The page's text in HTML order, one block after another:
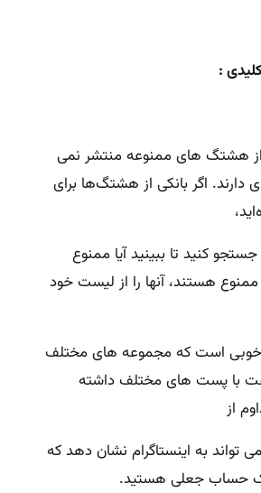
:
از هشتگ های ممنوعه منتشر نمی
دارند. اگر بانکی از هشتگ‌ها برای
کنید تا ببینید آیا ممنوع
هستند، آنها را از لیست خود
خوبی است که مجموعه های مختلف
با پست های مختلف داشته
از
می تواند به اینستاگرام نشان دهد که
حساب جعلی هستید.